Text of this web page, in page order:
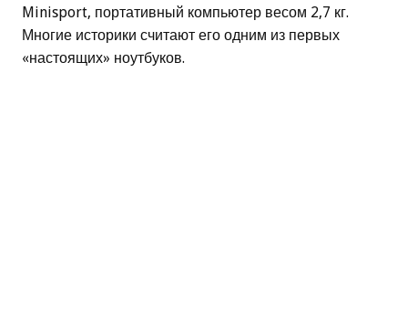
Minisport, портативный компьютер весом 2,7 кг.
Многие историки считают его одним из первых
«настоящих» ноутбуков.